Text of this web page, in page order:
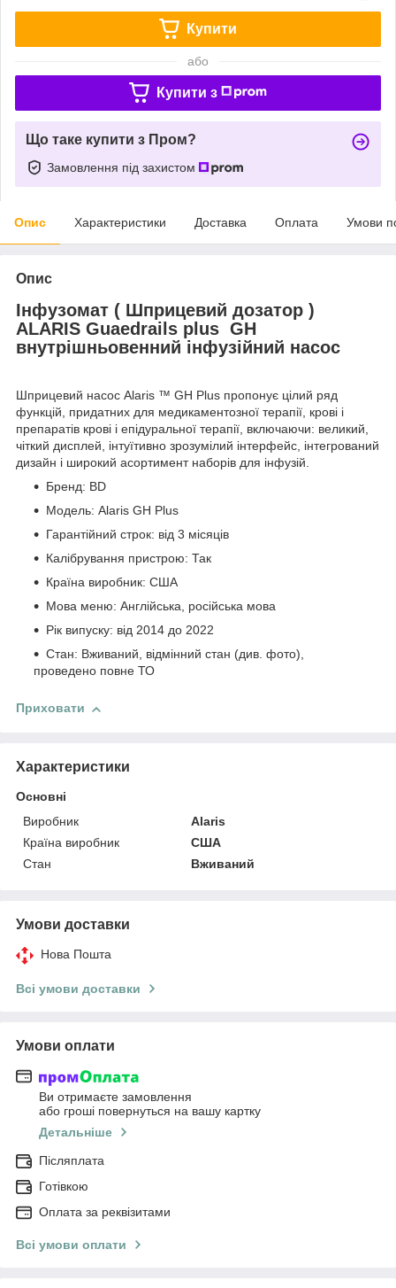
Купити
або
Купити з
Що таке купити з Пром?
Замовлення під захистом
Опис Характеристики Доставка Оплата Умови
Опис
Інфузомат ( Шприцевий дозатор )
ALARIS Guaedrails plus GH
внутрішньовенний інфузійний насос
Шприцевий насос Alaris ™ GH Plus пропонує цілий ряд
функцій, придатних для медикаментозної терапії, крові і
препаратів крові і епідуральної терапії, включаючи: великий,
чіткий дисплей, інтуїтивно зрозумілий інтерфейс, інтегрований
дизайн і широкий асортимент наборів для інфузій.
Бренд: BD
Модель: Alaris GH Plus
Гарантійний строк: від 3 місяців
Калібрування пристрою: Так
Країна виробник: США
Мова меню: Англійська, російська мова
Рік випуску: від 2014 до 2022
Стан: Вживаний, відмінний стан (див. фото),
проведено повне ТО
Приховати
Характеристики
Основні
Виробник
Alaris
Країна виробник
США
Стан
Вживаний
Умови доставки
Нова Пошта
Всі умови доставки
Умови оплати
Ви отримаєте замовлення
або гроші повернуться на вашу картку
Детальніше
Післяплата
Готівкою
Оплата за реквізитами
Всі умови оплати